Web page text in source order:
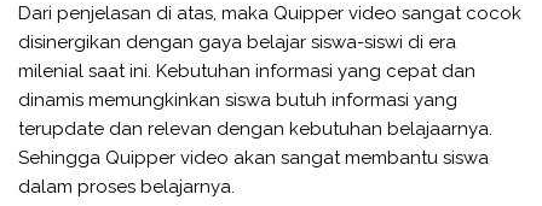
Dari penjelasan di atas, maka Quipper video sangat cocok
disinergikan dengan gaya belajar siswa-siswi di era
milenial saat ini. Kebutuhan informasi yang cepat dan
dinamis memungkinkan siswa butuh informasi yang
terupdate dan relevan dengan kebutuhan belajaarnya.
Sehingga Quipper video akan sangat membantu siswa
dalam proses belajarnya.